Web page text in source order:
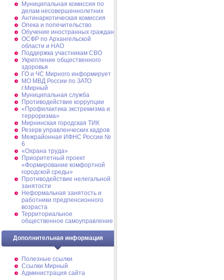
Муниципальная комиссия по
делам несовершеннолетних
Антинаркотическая комиссия
Опека и попечительство
Обучение иностранных граждан
ОСФР по Архангельской
области и НАО
Поддержка участникам СВО
Укрепление общественного
здоровья
ГО и ЧС Мирного информирует
МО МВД России по ЗАТО
г.Мирный
Муниципальная cлужба
Противодействие коррупции
«Профилактика экстремизма и
терроризма»
Мирнинская городская ТИК
Резерв управленческих кадров
Межрайонная ИФНС России №
6
«Охрана труда»
Приоритетный проект
«Формирование комфортной
городской среды»
Противодействие нелегальной
занятости
Неформальная занятость и
работники предпенсионного
возраста
Территориальное
общественное самоуправление
Дополнительная информация
Полезные ссылки
Ссылки Мирный
Администрация сайта